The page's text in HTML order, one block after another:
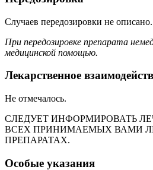
Случаев передозировки не описано.
При передозировке препарата
медицинской помощью.
Лекарственное
Не отмечалось.
СЛЕДУЕТ ИНФОРМИРОВАТЬ
ВСЕХ ПРИНИМАЕМЫХ ВАМИ
ПРЕПАРАТАХ.
Особые указания